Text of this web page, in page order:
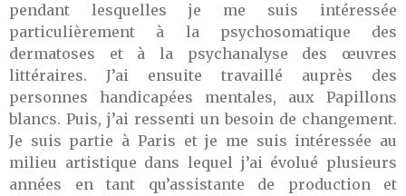
pendant lesquelles je me suis intéressée
particulièrement à la psychosomatique des
dermatoses et à la psychanalyse des œuvres
littéraires. J’ai ensuite travaillé auprès des
personnes handicapées mentales, aux Papillons
blancs. Puis, j’ai ressenti un besoin de changement.
Je suis partie à Paris et je me suis intéressée au
milieu artistique dans lequel j’ai évolué plusieurs
années en tant qu’assistante de production et